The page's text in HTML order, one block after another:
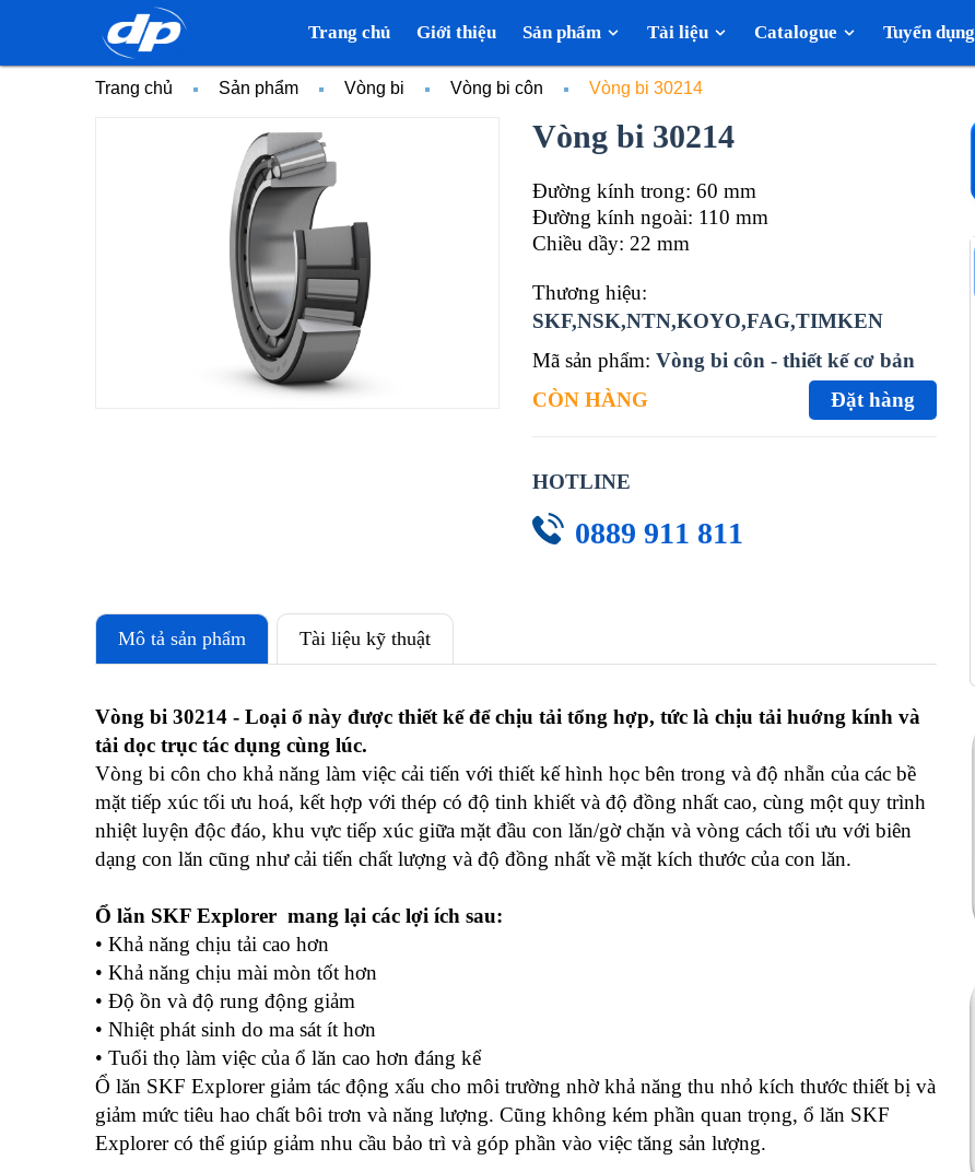
Trang chủ Giới thiệu Sản phẩm Tài liệu Catalogue Tuyển dụng
Trang chủ Sản phẩm Vòng bi Vòng bi côn Vòng bi 30214
Vòng bi 30214
Đường kính trong: 60 mm
Đường kính ngoài: 110 mm
Chiều dầy: 22 mm
Thương hiệu:
SKF,NSK,NTN,KOYO,FAG,TIMKEN
Mã sản phẩm: Vòng bi côn - thiết kế cơ bản
CÒN HÀNG
Đặt hàng
HOTLINE
0889 911 811
Mô tả sản phẩm Tài liệu kỹ thuật
Vòng bi 30214 - Loại ổ này được thiết kế để chịu tải tổng hợp, tức là chịu tải huớng kính và
tải dọc trục tác dụng cùng lúc.
Vòng bi côn cho khả năng làm việc cải tiến với thiết kế hình học bên trong và độ nhẵn của các bề
mặt tiếp xúc tối ưu hoá, kết hợp với thép có độ tinh khiết và độ đồng nhất cao, cùng một quy trình
nhiệt luyện độc đáo, khu vực tiếp xúc giữa mặt đầu con lăn/gờ chặn và vòng cách tối ưu với biên
dạng con lăn cũng như cải tiến chất lượng và độ đồng nhất về mặt kích thước của con lăn.
Ổ lăn SKF Explorer mang lại các lợi ích sau:
• Khả năng chịu tải cao hơn
• Khả năng chịu mài mòn tốt hơn
• Độ ồn và độ rung động giảm
• Nhiệt phát sinh do ma sát ít hơn
• Tuổi thọ làm việc của ổ lăn cao hơn đáng kể
Ổ lăn SKF Explorer giảm tác động xấu cho môi trường nhờ khả năng thu nhỏ kích thước thiết bị và
giảm mức tiêu hao chất bôi trơn và năng lượng. Cũng không kém phần quan trọng, ổ lăn SKF
Explorer có thể giúp giảm nhu cầu bảo trì và góp phần vào việc tăng sản lượng.